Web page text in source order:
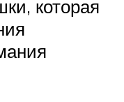
которая